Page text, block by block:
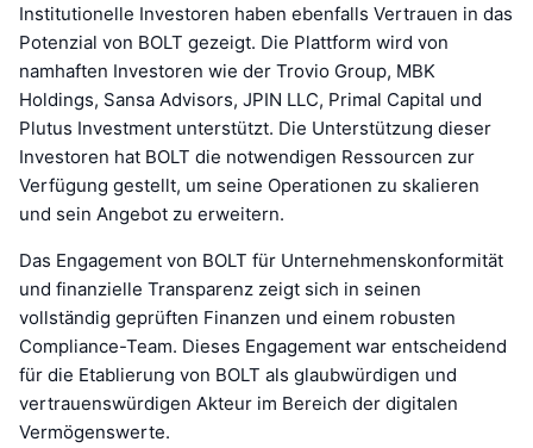
Institutionelle Investoren haben ebenfalls Vertrauen in das
Potenzial von BOLT gezeigt. Die Plattform wird von
namhaften Investoren wie der Trovio Group, MBK
Holdings, Sansa Advisors, JPIN LLC, Primal Capital und
Plutus Investment unterstützt. Die Unterstützung dieser
Investoren hat BOLT die notwendigen Ressourcen zur
Verfügung gestellt, um seine Operationen zu skalieren
und sein Angebot zu erweitern.
Das Engagement von BOLT für Unternehmenskonformität
und finanzielle Transparenz zeigt sich in seinen
vollständig geprüften Finanzen und einem robusten
Compliance-Team. Dieses Engagement war entscheidend
für die Etablierung von BOLT als glaubwürdigen und
vertrauenswürdigen Akteur im Bereich der digitalen
Vermögenswerte.